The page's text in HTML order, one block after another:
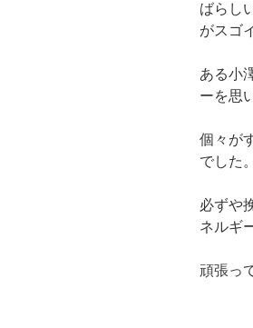
ばらし
がスゴ
ある小
ーを思
個々が
でした。
必ずや
ネルギ
頑張っ